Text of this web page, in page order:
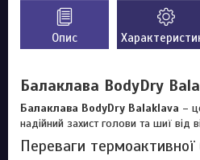
Опис
Балаклава BodyDry
Балаклава BodyDry Balaklava –
надійний захист голови та шиї від
Переваги термоактивної